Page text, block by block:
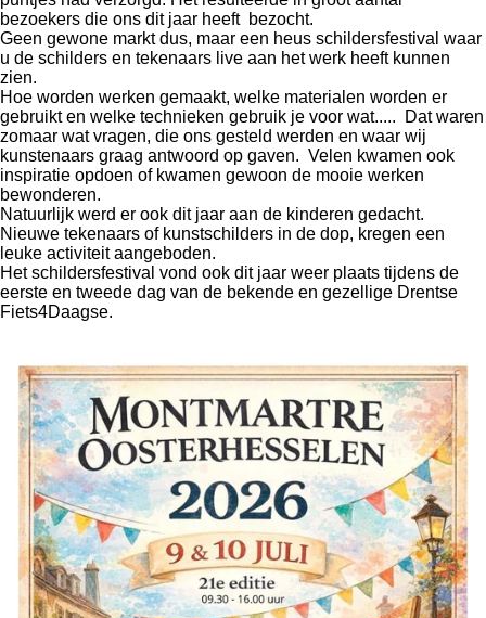
bezoekers die ons dit jaar heeft bezocht.
Geen gewone markt dus, maar een heus schildersfestival waar
u de schilders en tekenaars live aan het werk heeft kunnen
zien.
Hoe worden werken gemaakt, welke materialen worden er
gebruikt en welke technieken gebruik je voor wat..... Dat waren
zomaar wat vragen, die ons gesteld werden en waar wij
kunstenaars graag antwoord op gaven. Velen kwamen ook
inspiratie opdoen of kwamen gewoon de mooie werken
bewonderen.
Natuurlijk werd er ook dit jaar aan de kinderen gedacht.
Nieuwe tekenaars of kunstschilders in de dop, kregen een
leuke activiteit aangeboden.
Het schildersfestival vond ook dit jaar weer plaats tijdens de
eerste en tweede dag van de bekende en gezellige Drentse
Fiets4Daagse.